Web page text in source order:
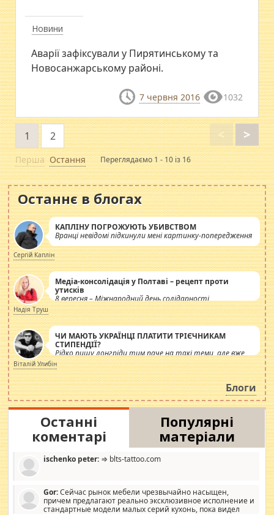
Новини
Аварії зафіксували у Пирятинському та
Новосанжарському районі.
7 червня 2016 1032
Перша
<
1 2 >
Остання Переглядаємо 1 - 10 із 16
Останнє в блогах
КАПЛІНУ ПОГРОЖУЮТЬ УБИВСТВОМ
Вранці невідомі підкинули мені картинку-попередження
Сергій Каплін
Медіа-консолідація у Полтаві – рецепт проти
утисків
8 вересня – Міжнародний день солідарності
журналістів.
Надія Труш
ЧИ МАЮТЬ УКРАЇНЦІ ПЛАТИТИ ТРІЄЧНИКАМ
СТИПЕНДІЇ?
Рідко пишу лонгріди тим паче на такі теми, але вже
просто дістало! Обурюють сьогоднішні інсенуації
навколо стипендіального питання. Штучно
роздувається ще одна соціальна катастрофа.
Віталій Улибін
Блоги
Останні
коментарі
Популярні
матеріали
ischenko peter: ⇒ blts-tattoo.com
Gor:Сейчас рынок мебели чрезвычайно насыщен,
причем предлагают реально эксклюзивное исполнение и
стандартные модели малых серий кухонь, пока видел